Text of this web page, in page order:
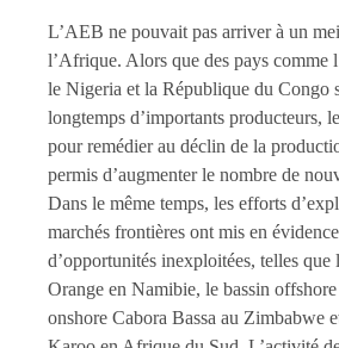
L’AEB ne pouvait pas arriver à un
l’Afrique. Alors que des pays comme
le Nigeria et la République du Congo
longtemps d’importants producteurs,
pour remédier au déclin de la
permis d’augmenter le nombre de
Dans le même temps, les efforts
marchés frontières ont mis en
d’opportunités inexploitées, telles
Orange en Namibie, le bassin
onshore Cabora Bassa au Zimbabwe